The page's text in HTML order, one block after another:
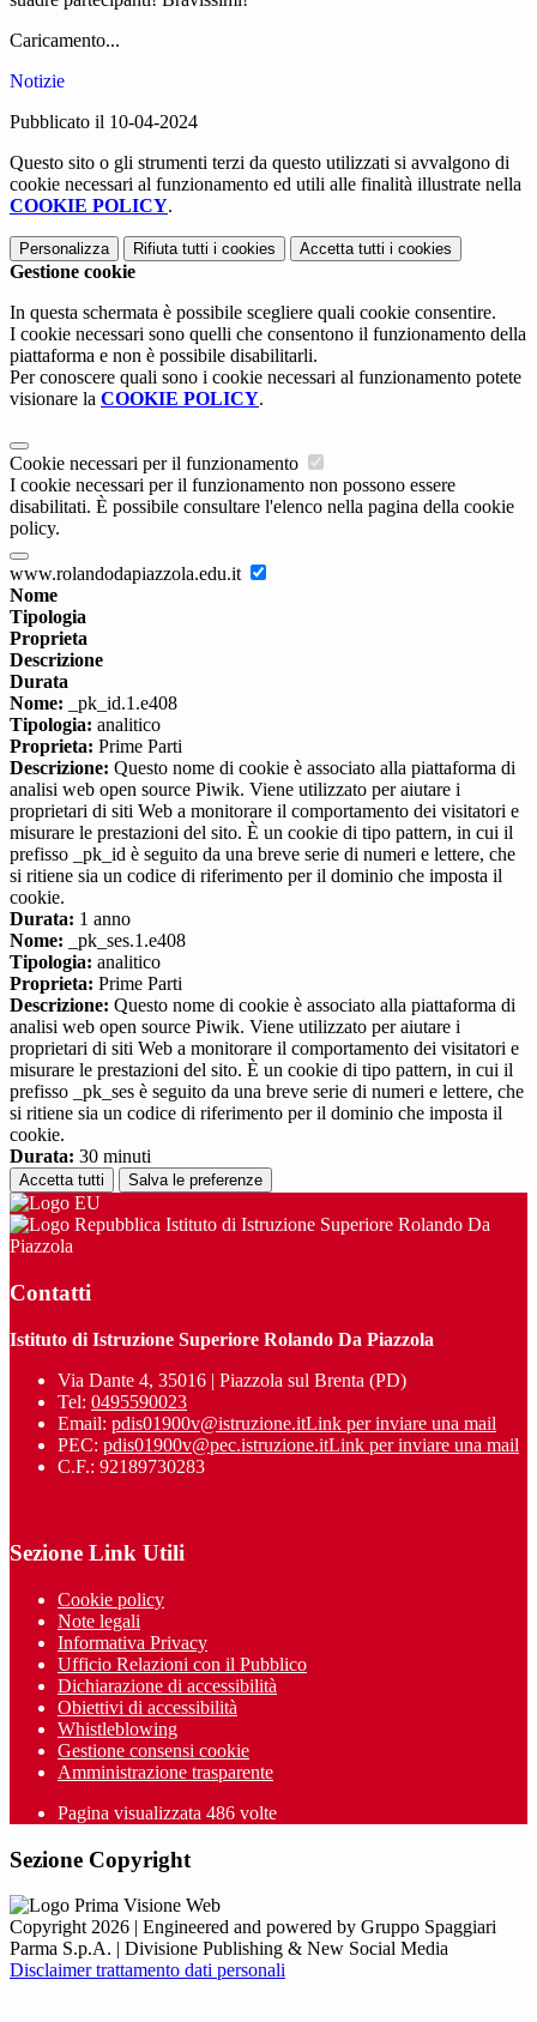
Caricamento...
Notizie
Pubblicato il 10-04-2024
Questo sito o gli strumenti terzi da questo utilizzati si avvalgono di
cookie necessari al funzionamento ed utili alle finalità illustrate nella
COOKIE POLICY.
Personalizza Rifiuta tutti i cookies Accetta tutti i cookies
Gestione cookie
In questa schermata è possibile scegliere quali cookie consentire.
I cookie necessari sono quelli che consentono il funzionamento della
piattaforma e non è possibile disabilitarli.
Per conoscere quali sono i cookie necessari al funzionamento potete
visionare la COOKIE POLICY.
Cookie necessari per il funzionamento
I cookie necessari per il funzionamento non possono essere
disabilitati. È possibile consultare l'elenco nella pagina della cookie
policy.
www.rolandodapiazzola.edu.it
Nome
Tipologia
Proprieta
Descrizione
Durata
Nome: _pk_id.1.e408
Tipologia: analitico
Proprieta: Prime Parti
Descrizione: Questo nome di cookie è associato alla piattaforma di
analisi web open source Piwik. Viene utilizzato per aiutare i
proprietari di siti Web a monitorare il comportamento dei visitatori e
misurare le prestazioni del sito. È un cookie di tipo pattern, in cui il
prefisso _pk_id è seguito da una breve serie di numeri e lettere, che
si ritiene sia un codice di riferimento per il dominio che imposta il
cookie.
Durata: 1 anno
Nome: _pk_ses.1.e408
Tipologia: analitico
Proprieta: Prime Parti
Descrizione: Questo nome di cookie è associato alla piattaforma di
analisi web open source Piwik. Viene utilizzato per aiutare i
proprietari di siti Web a monitorare il comportamento dei visitatori e
misurare le prestazioni del sito. È un cookie di tipo pattern, in cui il
prefisso _pk_ses è seguito da una breve serie di numeri e lettere, che
si ritiene sia un codice di riferimento per il dominio che imposta il
cookie.
Durata: 30 minuti
Accetta tutti Salva le preferenze
Istituto di Istruzione Superiore Rolando Da
Piazzola
Contatti
Istituto di Istruzione Superiore Rolando Da Piazzola
Via Dante 4, 35016 | Piazzola sul Brenta (PD)
Tel: 0495590023
Email: pdis01900v@istruzione.itLink per inviare una mail
PEC: pdis01900v@pec.istruzione.itLink per inviare una mail
C.F.: 92189730283
Sezione Link Utili
Cookie policy
Note legali
Informativa Privacy
Ufficio Relazioni con il Pubblico
Dichiarazione di accessibilità
Obiettivi di accessibilità
Whistleblowing
Gestione consensi cookie
Amministrazione trasparente
Pagina visualizzata 486 volte
Sezione Copyright
Copyright 2026 | Engineered and powered by Gruppo Spaggiari
Parma S.p.A. | Divisione Publishing & New Social Media
Disclaimer trattamento dati personali